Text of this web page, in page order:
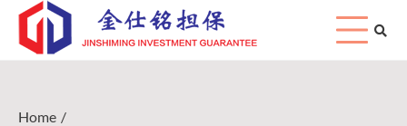
Skip
content
Home